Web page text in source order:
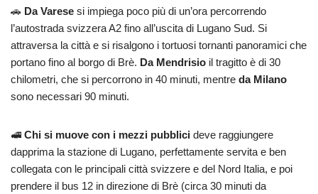
🚗 Da Varese si impiega poco più di un’ora percorrendo
l’autostrada svizzera A2 fino all’uscita di Lugano Sud. Si
attraversa la città e si risalgono i tortuosi tornanti panoramici che
portano fino al borgo di Brè. Da Mendrisio il tragitto è di 30
chilometri, che si percorrono in 40 minuti, mentre da Milano
sono necessari 90 minuti.
🚅 Chi si muove con i mezzi pubblici deve raggiungere
dapprima la stazione di Lugano, perfettamente servita e ben
collegata con le principali città svizzere e del Nord Italia, e poi
prendere il bus 12 in direzione di Brè (circa 30 minuti da